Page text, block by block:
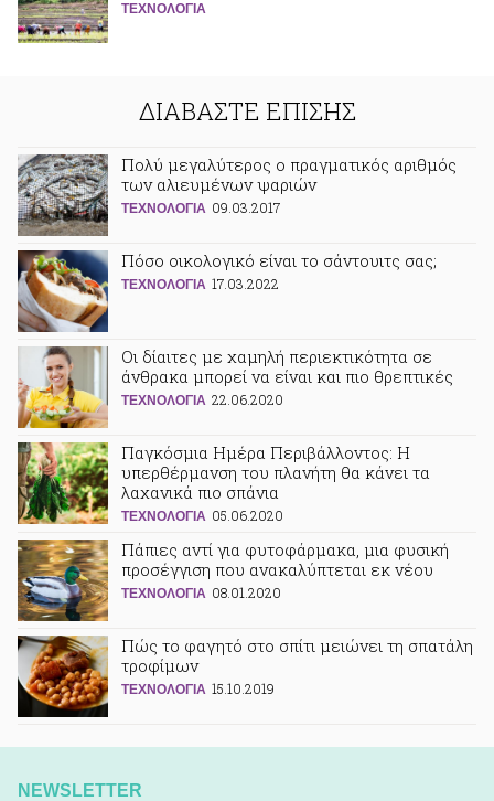
ΤΕΧΝΟΛΟΓΙΑ
ΔΙΑΒΑΣΤΕ ΕΠΙΣΗΣ
Πολύ μεγαλύτερος ο πραγματικός αριθμός
των αλιευμένων ψαριών
ΤΕΧΝΟΛΟΓΙΑ 09.03.2017
Πόσο οικολογικό είναι το σάντουιτς σας;
ΤΕΧΝΟΛΟΓΙΑ 17.03.2022
Οι δίαιτες με χαμηλή περιεκτικότητα σε
άνθρακα μπορεί να είναι και πιο θρεπτικές
ΤΕΧΝΟΛΟΓΙΑ 22.06.2020
Παγκόσμια Ημέρα Περιβάλλοντος: Η
υπερθέρμανση του πλανήτη θα κάνει τα
λαχανικά πιο σπάνια
ΤΕΧΝΟΛΟΓΙΑ 05.06.2020
Πάπιες αντί για φυτοφάρμακα, μια φυσική
προσέγγιση που ανακαλύπτεται εκ νέου
ΤΕΧΝΟΛΟΓΙΑ 08.01.2020
Πώς το φαγητό στο σπίτι μειώνει τη σπατάλη
τροφίμων
ΤΕΧΝΟΛΟΓΙΑ 15.10.2019
NEWSLETTER